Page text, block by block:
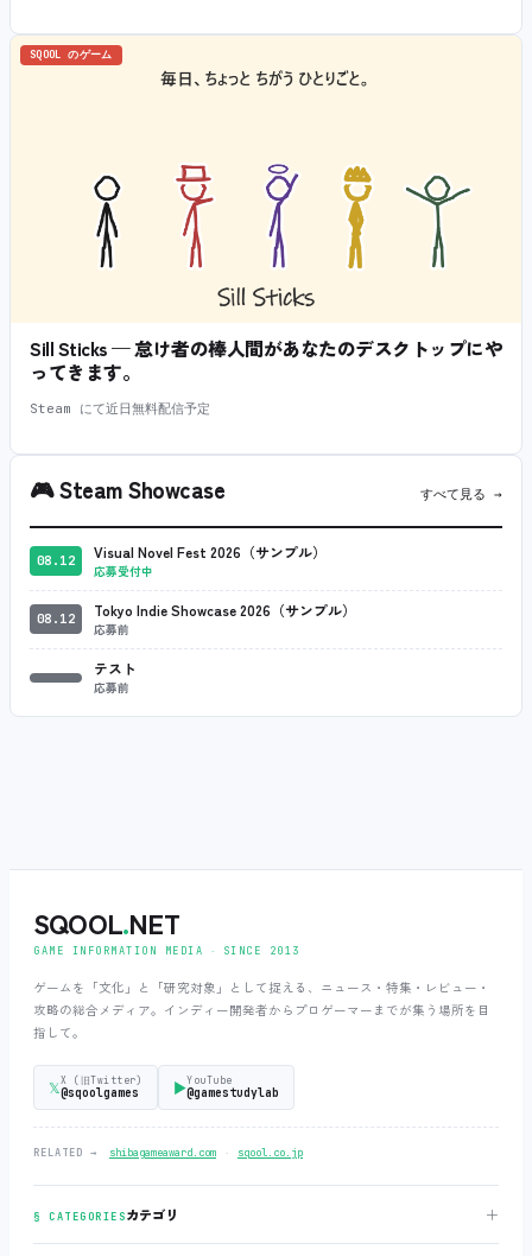
SQOOL のゲーム
Sill Sticks — 怠け者の棒人間があなたのデスクトップにや
ってきます。
Steam にて近日無料配信予定
🎮Steam Showcase すべて見る →
08.12 Visual Novel Fest 2026（サンプル）
応募受付中
08.12 Tokyo Indie Showcase 2026（サンプル）
応募前
テスト
応募前
SQOOL.NET
GAME INFORMATION MEDIA ‧ SINCE 2013
ゲームを「文化」と「研究対象」として捉える、ニュース・特集・レビュー・
攻略の総合メディア。インディー開発者からプロゲーマーまでが集う場所を目
指して。
𝕏X (旧Twitter)
@sqoolgames ▶YouTube
@gamestudylab
RELATED → shibagameaward.com ‧ sqool.co.jp
§ CATEGORIESカテゴリ ＋